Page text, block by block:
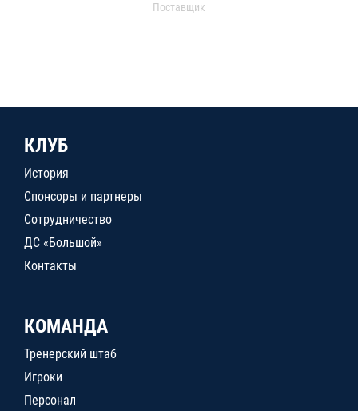
Поставщик
КЛУБ
История
Спонсоры и партнеры
Сотрудничество
ДС «Большой»
Контакты
КОМАНДА
Тренерский штаб
Игроки
Персонал